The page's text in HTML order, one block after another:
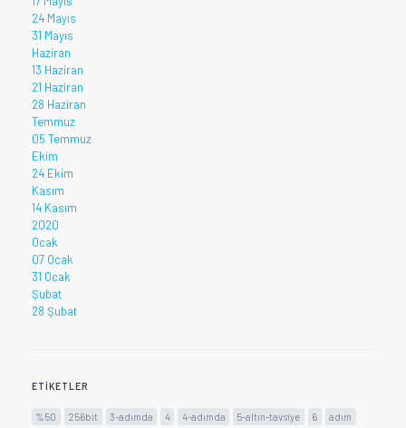
24 Mayıs
31 Mayıs
Haziran
13 Haziran
21 Haziran
28 Haziran
Temmuz
05 Temmuz
Ekim
24 Ekim
Kasım
14 Kasım
2020
Ocak
07 Ocak
31 Ocak
Şubat
28 Şubat
ETIKETLER
%50 256bit 3-adımda 4 4-adımda 5-altın-tavsiye 6
adım